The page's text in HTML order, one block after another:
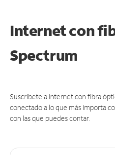
Internet con
Spectrum
Suscríbete a Internet con fibra
conectado a lo que más importa
con las que puedes contar.